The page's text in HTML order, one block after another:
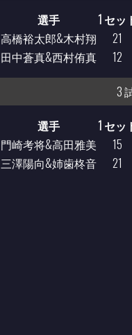
選手 1 セッ
高橋裕太郎&木村翔 21
田中蒼真&西村侑真 12
3
選手 1 セッ
門崎考将&高田雅美 15
三澤陽向&姉歯柊音 21